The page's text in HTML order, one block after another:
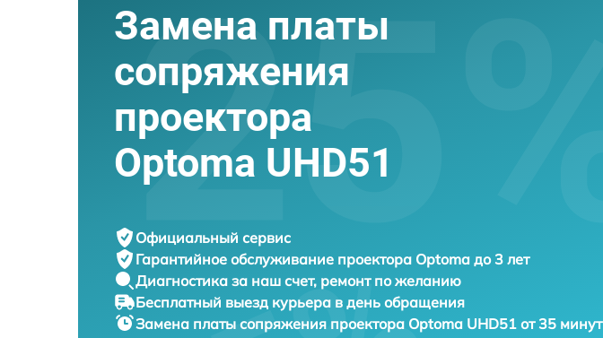
Замена платы
сопряжения
проектора
Optoma UHD51
Официальный сервис
Гарантийное обслуживание проектора Optoma до 3 лет
Диагностика за наш счет, ремонт по желанию
Бесплатный выезд курьера в день обращения
Замена платы сопряжения проектора Optoma UHD51 от 35 минут